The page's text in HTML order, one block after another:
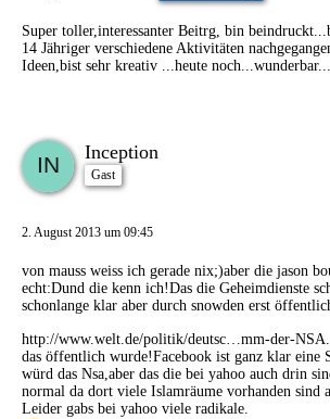
Super toller,interessanter Beitrg, bin
14 Jähriger verschiedene Aktivitäten
Ideen,bist sehr kreativ ...heute noch...wunderbar...
Inception
Gast
2. August 2013 um 09:45
von mauss weiss ich gerade nix;)aber die jason
echt:Dund die kenn ich!Das die Geheimdienste
schonlange klar aber durch snowden erst
http://www.welt.de/politik/deutsc…mm-der-
das öffentlich wurde!Facebook ist ganz klar eine
würd das Nsa,aber das die bei yahoo auch drin
normal da dort viele Islamräume vorhanden sind
Leider gabs bei yahoo viele radikale.